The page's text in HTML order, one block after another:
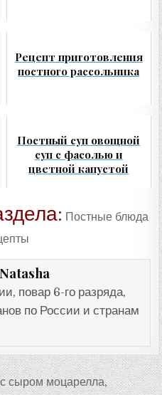
Рецепт приготовления
постного рассольника
Постный суп овощной
суп с фасолью и
цветной капустой
Постные блюда
Natasha
повар 6-го разряда,
по России и странам
сыром моцарелла,